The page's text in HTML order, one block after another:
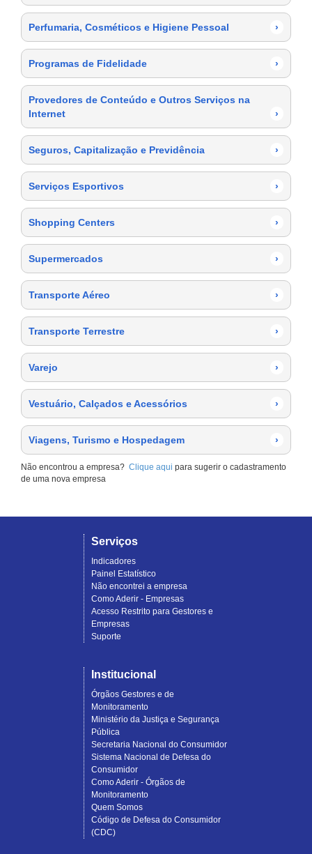
Perfumaria, Cosméticos e Higiene Pessoal ›
Programas de Fidelidade ›
Provedores de Conteúdo e Outros Serviços na
Internet
›
Seguros, Capitalização e Previdência ›
Serviços Esportivos ›
Shopping Centers ›
Supermercados ›
Transporte Aéreo ›
Transporte Terrestre ›
Varejo ›
Vestuário, Calçados e Acessórios ›
Viagens, Turismo e Hospedagem ›
Não encontrou a empresa? Clique aqui para sugerir o cadastramento
de uma nova empresa
Serviços
Indicadores
Painel Estatístico
Não encontrei a empresa
Como Aderir - Empresas
Acesso Restrito para Gestores e
Empresas
Suporte
Institucional
Órgãos Gestores e de
Monitoramento
Ministério da Justiça e Segurança
Pública
Secretaria Nacional do Consumidor
Sistema Nacional de Defesa do
Consumidor
Como Aderir - Órgãos de
Monitoramento
Quem Somos
Código de Defesa do Consumidor
(CDC)